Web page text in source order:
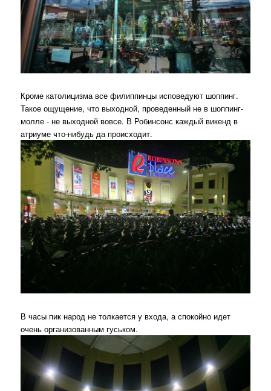
Кроме католицизма все филиппинцы исповедуют шоппинг.
Такое ощущение, что выходной, проведенный не в шоппинг-
молле - не выходной вовсе. В Робинсонс каждый викенд в
атриуме что-нибудь да происходит.
В часы пик народ не толкается у входа, а спокойно идет
очень организованным гуськом.